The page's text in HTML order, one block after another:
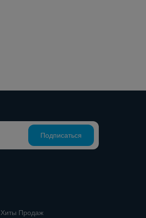
Подписаться
Хиты Продаж